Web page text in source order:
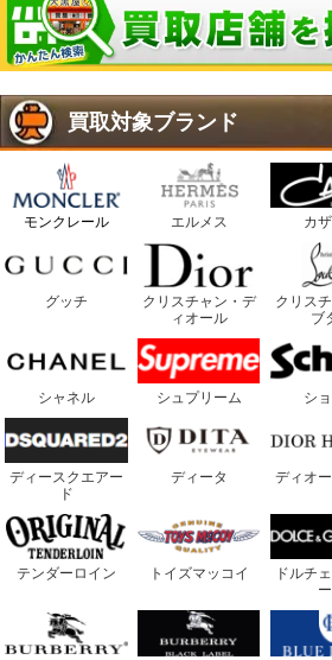
買取対象ブランド
モンクレール エルメス カ
グッチ
クリスチャン・デ
ィオール
クリス
ブ
シャネル シュプリーム シ
ディースクエアー
ド
ディータ ディオ
テンダーロイン トイズマッコイ
ドルチ